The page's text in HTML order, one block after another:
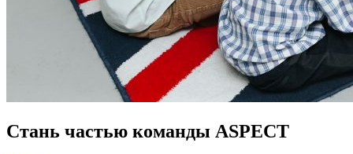
Стань частью команды ASPECT